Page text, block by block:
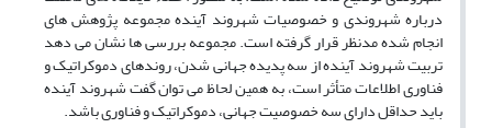
درباره شهروندی و خصوصیات شهروند آینده مجموعه پژوهش های
انجام شده مدنظر قرار گرفته است. مجموعه بررسی ها نشان می دهد
تربیت شهروند آینده از سه پدیده جهانی شدن، روندهای دموکراتیک و
فناوری اطلاعات متأثر است، به همین لحاظ می توان گفت شهروند آینده
باید حداقل دارای سه خصوصیت جهانی، دموکراتیک و فناوری باشد.